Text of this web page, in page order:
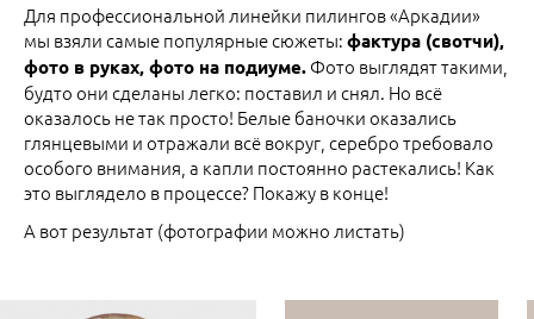
Для профессиональной линейки пилингов «Аркадии»
мы взяли самые популярные сюжеты: фактура (свотчи),
фото в руках, фото на подиуме. Фото выглядят такими,
будто они сделаны легко: поставил и снял. Но всё
оказалось не так просто! Белые баночки оказались
глянцевыми и отражали всё вокруг, серебро требовало
особого внимания, а капли постоянно растекались! Как
это выглядело в процессе? Покажу в конце!
А вот результат (фотографии можно листать)